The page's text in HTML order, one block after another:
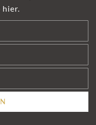
hier.